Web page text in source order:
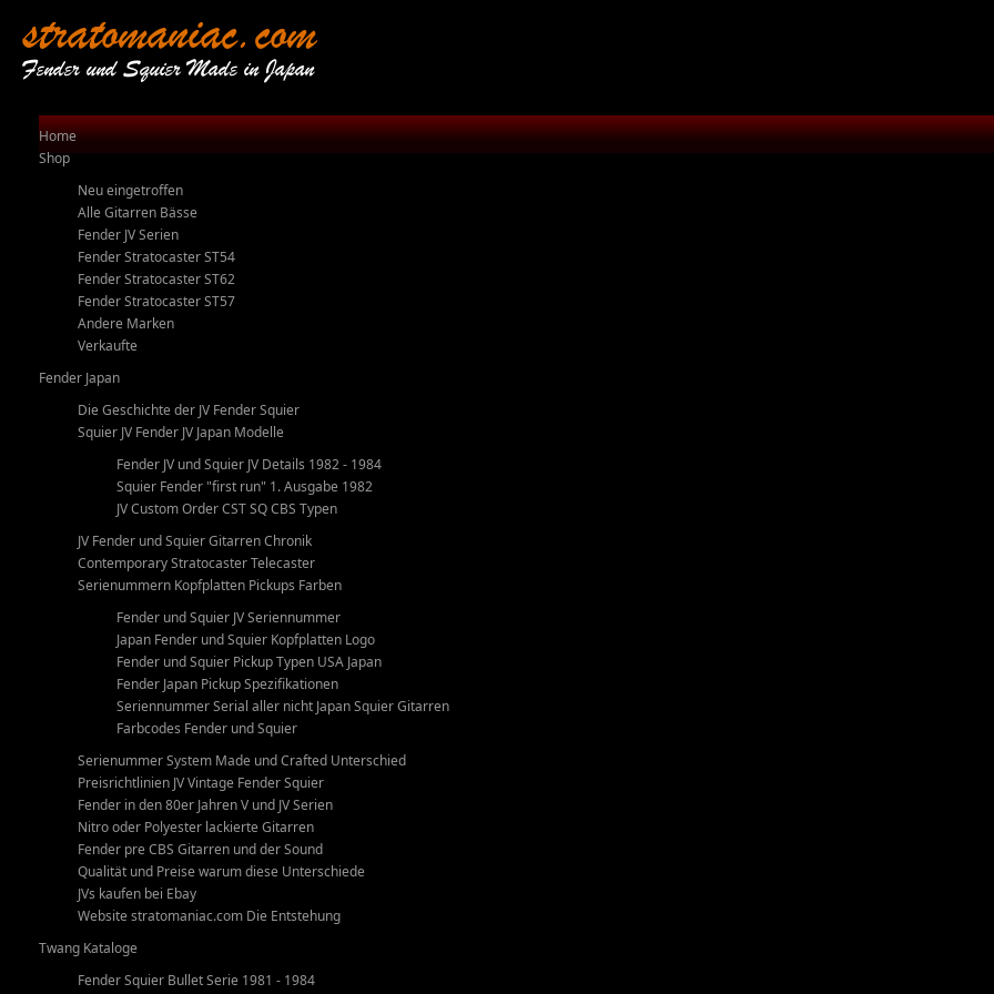
stratomaniac.com
Fender und Squier Made in Japan
Home
Shop
Neu eingetroffen
Alle Gitarren Bässe
Fender JV Serien
Fender Stratocaster ST54
Fender Stratocaster ST62
Fender Stratocaster ST57
Andere Marken
Verkaufte
Fender Japan
Die Geschichte der JV Fender Squier
Squier JV Fender JV Japan Modelle
Fender JV und Squier JV Details 1982 - 1984
Squier Fender "first run" 1. Ausgabe 1982
JV Custom Order CST SQ CBS Typen
JV Fender und Squier Gitarren Chronik
Contemporary Stratocaster Telecaster
Serienummern Kopfplatten Pickups Farben
Fender und Squier JV Seriennummer
Japan Fender und Squier Kopfplatten Logo
Fender und Squier Pickup Typen USA Japan
Fender Japan Pickup Spezifikationen
Seriennummer Serial aller nicht Japan Squier Gitarren
Farbcodes Fender und Squier
Serienummer System Made und Crafted Unterschied
Preisrichtlinien JV Vintage Fender Squier
Fender in den 80er Jahren V und JV Serien
Nitro oder Polyester lackierte Gitarren
Fender pre CBS Gitarren und der Sound
Qualität und Preise warum diese Unterschiede
JVs kaufen bei Ebay
Website stratomaniac.com Die Entstehung
Twang Kataloge
Fender Squier Bullet Serie 1981 - 1984